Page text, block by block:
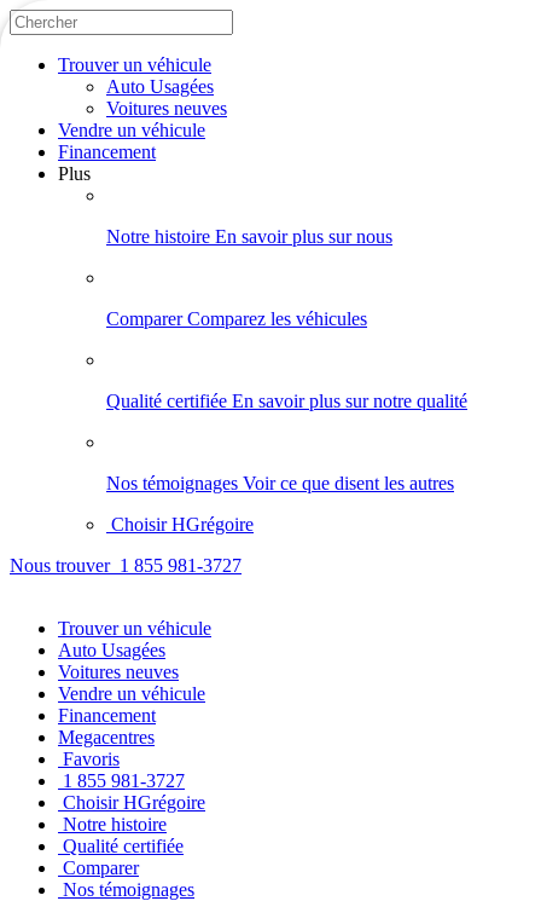
Trouverun véhicule
Auto Usagées
Voitures neuves
Vendre un véhicule
Financement
Plus
Notre histoire En savoir plus sur nous
ComparerComparez les véhicules
Qualité certifiée En savoir plus sur notre qualité
Nos témoignages Voir ce que disent les autres
Choisir HGrégoire
Nous trouver 1 855 981-3727
Trouverun véhicule
Auto Usagées
Voitures neuves
Vendre un véhicule
Financement
Megacentres
Favoris
1 855 981-3727
Choisir HGrégoire
Notre histoire
Qualité certifiée
Comparer
Nos témoignages